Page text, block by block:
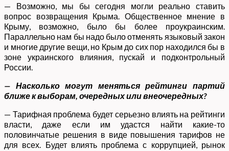
— Возможно, мы бы сегодня могли реально ставить
вопрос возвращения Крыма. Общественное мнение в
Крыму, возможно, было бы более проукраинским.
Параллельно нам бы надо было отменять языковый закон
и многие другие вещи, но Крым до сих пор находился бы в
зоне украинского влияния, пускай и подконтрольный
России.
— Насколько могут меняться рейтинги партий
ближе к выборам, очередных или внеочередных?
— Тарифная проблема будет серьезно влиять на рейтинги
власти, даже если им удастся найти какие-то
половинчатые решения в виде повышения тарифов не
для всех. Будет влиять проблема с коррупцией, рынок